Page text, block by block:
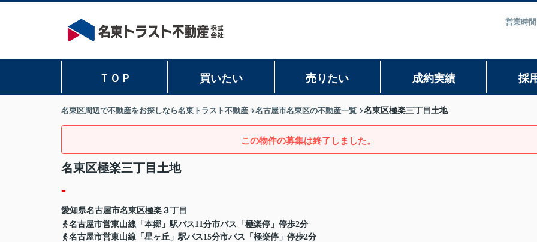
営業時
ＴＯＰ 買いたい 売りたい 成約実績 採
名東区周辺で不動産をお探しなら名東トラスト不動産 名古屋市名東区の不動産一覧 名東区極楽三丁目土地
この物件の募集は終了しました。
名東区極楽三丁目土地
-
愛知県名古屋市名東区極楽 ３丁目
名古屋市営東山線「本郷」駅バス11分市バス「極楽停」停歩2分
名古屋市営東山線「星ヶ丘」駅バス15分市バス「極楽停」停歩2分